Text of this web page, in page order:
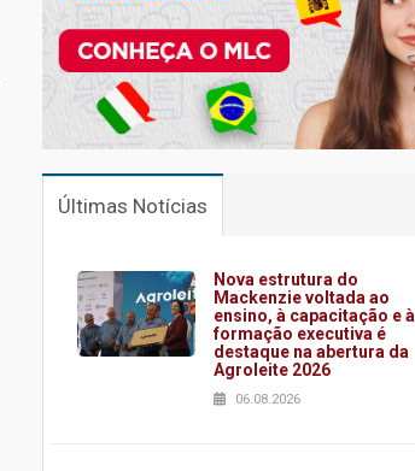
Últimas Notícias
Nova estrutura do
Mackenzie voltada ao
ensino, à capacitação e à
formação executiva é
destaque na abertura da
Agroleite 2026
06.08.2026